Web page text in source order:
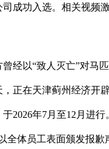
功入选。相关视频激
以“致人灭亡”对马匹
正在天津蓟州经济开
2026年7月至12月进
全体员工表面颁发报